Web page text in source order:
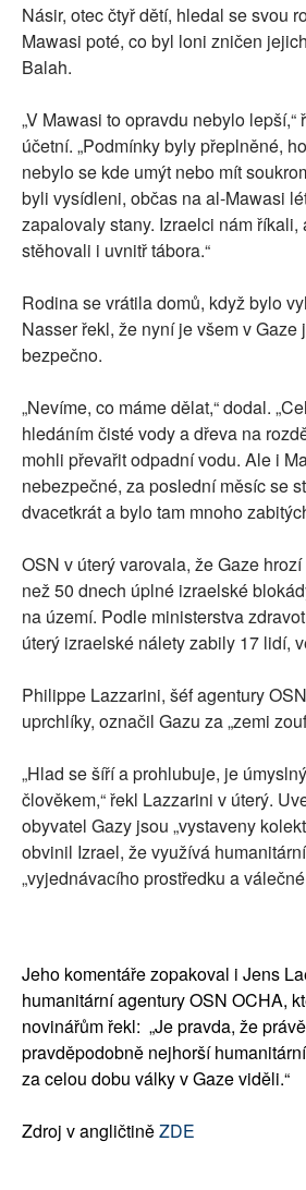
Násir, otec čtyř dětí, hledal se svou
Mawasi poté, co byl loni zničen
Balah.
„V Mawasi to opravdu nebylo lepší,“
účetní. „Podmínky byly přeplněné,
nebylo se kde umýt nebo mít
byli vysídleni, občas na al-Mawasi
zapalovaly stany. Izraelci nám říkali,
stěhovali i uvnitř tábora.“
Rodina se vrátila domů, když bylo
Nasser řekl, že nyní je všem v
bezpečno.
„Nevíme, co máme dělat,“ dodal.
hledáním čisté vody a dřeva na
mohli převařit odpadní vodu. Ale i
nebezpečné, za poslední měsíc se
dvacetkrát a bylo tam mnoho
OSN v úterý varovala, že Gaze
než 50 dnech úplné izraelské
na území. Podle ministerstva
úterý izraelské nálety zabily 17 lidí,
Philippe Lazzarini, šéf agentury
uprchlíky, označil Gazu za „zemi
„Hlad se šíří a prohlubuje, je
člověkem,“ řekl Lazzarini v úterý.
obyvatel Gazy jsou „vystaveny
obvinil Izrael, že využívá
„vyjednávacího prostředku a
Jeho komentáře zopakoval i Jens
humanitární agentury OSN OCHA,
novinářům řekl: „Je pravda, že
pravděpodobně nejhorší
za celou dobu války v Gaze viděli.“
Zdroj v angličtiněZDE